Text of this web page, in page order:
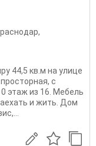
,
44,5 кв.м на улице
с
этаж из 16. Мебель
и жить. Дом